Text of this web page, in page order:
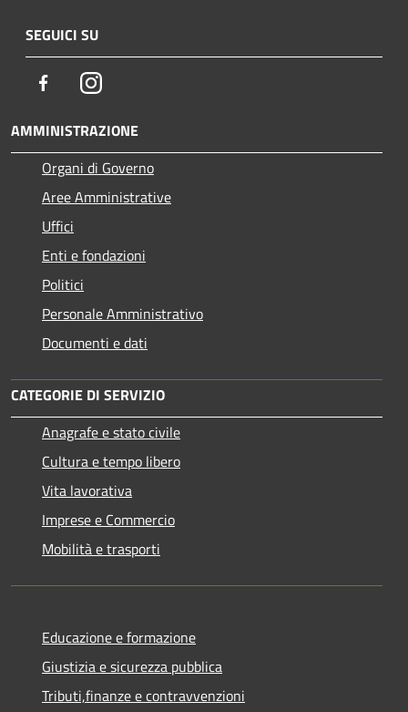
SEGUICI SU
FacebookInstagram
AMMINISTRAZIONE
Organi di Governo
Aree Amministrative
Uffici
Enti e fondazioni
Politici
Personale Amministrativo
Documenti e dati
CATEGORIE DI SERVIZIO
Anagrafe e stato civile
Cultura e tempo libero
Vita lavorativa
Imprese e Commercio
Mobilità e trasporti
Educazione e formazione
Giustizia e sicurezza pubblica
Tributi,finanze e contravvenzioni